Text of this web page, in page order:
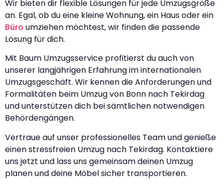
Wir bieten dir flexible Lösungen für jede Umzugsgröße
an. Egal, ob du eine kleine Wohnung, ein Haus oder ein
Büro umziehen möchtest, wir finden die passende
Lösung für dich.
Mit Baum Umzugsservice profitierst du auch von
unserer langjährigen Erfahrung im internationalen
Umzugsgeschäft. Wir kennen die Anforderungen und
Formalitäten beim Umzug von Bonn nach Tekirdag
und unterstützen dich bei sämtlichen notwendigen
Behördengängen.
Vertraue auf unser professionelles Team und genieße
einen stressfreien Umzug nach Tekirdag. Kontaktiere
uns jetzt und lass uns gemeinsam deinen Umzug
planen und deine Möbel sicher transportieren.